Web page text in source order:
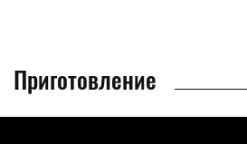
Приготовление